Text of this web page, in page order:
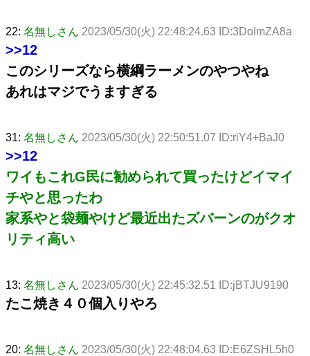
22: 名無しさん 2023/05/30(火) 22:48:24.63 ID:3DoImZA8a
>>12
このシリーズなら横綱ラーメンのやつやね
あれはマジでうますぎる
31: 名無しさん 2023/05/30(火) 22:50:51.07 ID:riY4+BaJ0
>>12
ワイもこれG民に勧められて買ったけどイマイ
チやと思ったわ
家系やと袋麺やけど最近出たズバーンのがクオ
リティ高い
13: 名無しさん 2023/05/30(火) 22:45:32.51 ID:jBTJU9190
たこ焼き４０個入りやろ
20: 名無しさん 2023/05/30(火) 22:48:04.63 ID:E6ZSHL5h0